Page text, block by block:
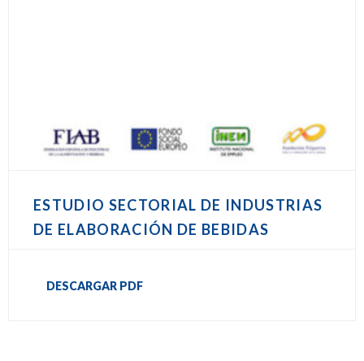
ESTUDIO SECTORIAL DE INDUSTRIAS
DE ELABORACIÓN DE BEBIDAS
DESCARGAR PDF